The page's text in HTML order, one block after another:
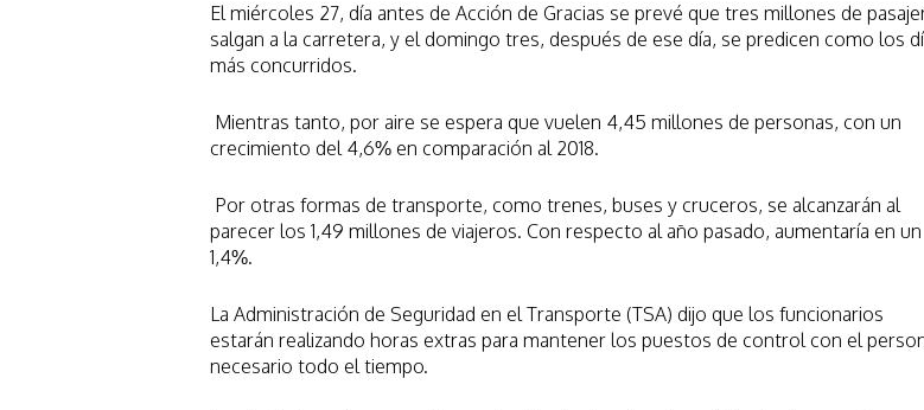
El miércoles 27, día antes de Acción de Gracias se prevé que tres millones de
salgan a la carretera, y el domingo tres, después de ese día, se predicen como los
más concurridos.
Mientras tanto, por aire se espera que vuelen 4,45 millones de personas, con un
crecimiento del 4,6% en comparación al 2018.
Por otras formas de transporte, como trenes, buses y cruceros, se alcanzarán al
parecer los 1,49 millones de viajeros. Con respecto al año pasado, aumentaría en un
1,4%.
La Administración de Seguridad en el Transporte (TSA) dijo que los funcionarios
estarán realizando horas extras para mantener los puestos de control con el
necesario todo el tiempo.